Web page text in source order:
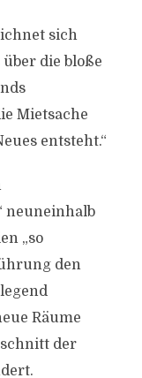
sich
die bloße
Mietsache
entsteht.“
neuneinhalb
„so
den
Räume
der